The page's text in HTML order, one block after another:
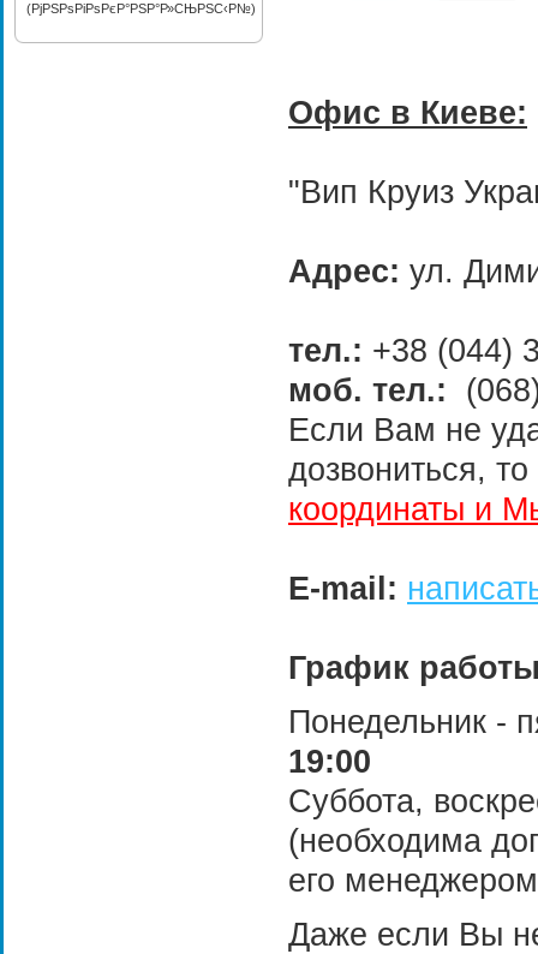
Офис в Киеве:
"Вип Круиз
Адрес: ул.
тел.: +38 (044)
моб. тел.:
Если Вам не
дозвониться, то
координаты и
E-mail:
График
Понедельник -
19:00
Суббота,
(необходима
его
Даже если Вы
(РјРЅРѕРіРѕРєР°РЅР°Р»СЊРЅС‹Р№)